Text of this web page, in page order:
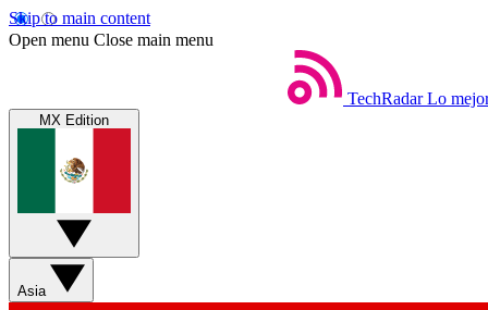
Skip to main content
Open menu Close main menu
TechRadar Lo
MX Edition
Asia